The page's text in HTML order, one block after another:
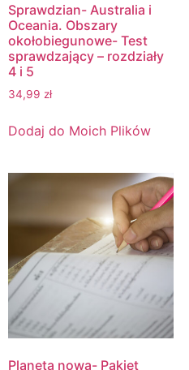
Sprawdzian- Australia i
Oceania. Obszary
okołobiegunowe- Test
sprawdzający – rozdziały
4 i 5
34,99 zł
Dodaj do Moich Plików
Planeta nowa- Pakiet